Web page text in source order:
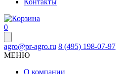
Контакты
0
agro@pr-agro.ru 8 (495) 198-07-97
МЕНЮ
О компании